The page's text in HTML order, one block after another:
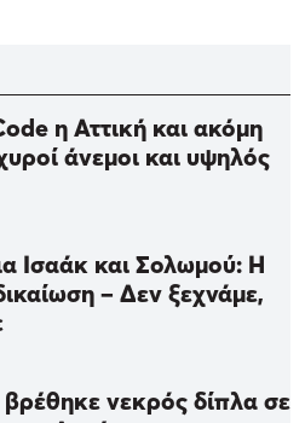
η Αττική και ακόμη
άνεμοι και υψηλός
Ισαάκ και Σολωμού: Η
– Δεν ξεχνάμε,
νεκρός δίπλα σε